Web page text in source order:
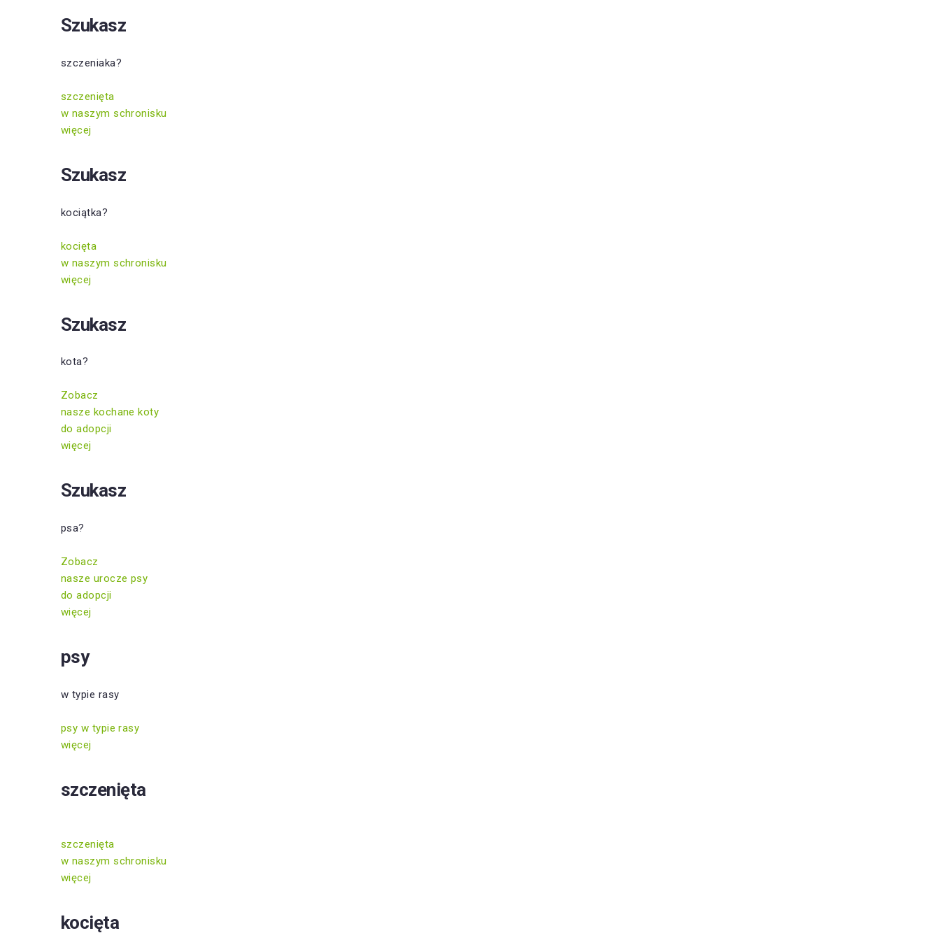
Szukasz
szczeniaka?
szczenięta
w naszym schronisku
więcej
Szukasz
kociątka?
kocięta
w naszym schronisku
więcej
Szukasz
kota?
Zobacz
nasze kochane koty
do adopcji
więcej
Szukasz
psa?
Zobacz
nasze urocze psy
do adopcji
więcej
psy
w typie rasy
psy w typie rasy
więcej
szczenięta
szczenięta
w naszym schronisku
więcej
kocięta